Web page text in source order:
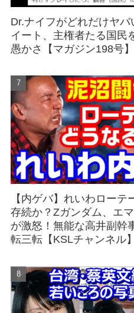
Dr.ナイフがどれだけヤバ
イート、主権者たる国民
愚かさ【マガジン198号】
【内ゲバ】れいわローテ
存続か？Zガンダム、エ
が激怒！無能な高井副幹
転三転【KSLチャンネル】